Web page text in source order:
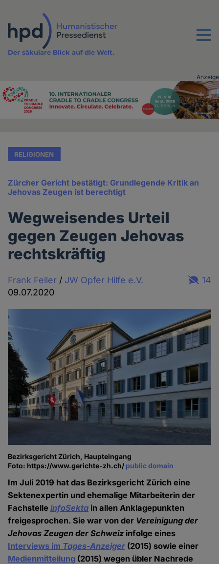
Inhalt
Menu
Der säkulare Blick auf die Welt.
Advertising
Anzeige
RELIGIONEN
Zürcher Gericht bestätigt: Grundlegende Kritik an
Jehovas Zeugen ist berechtigt
Wegweisendes Urteil
gegen Zeugen Jehovas
rechtskräftig
Frank Feller / JW Opfer Hilfe e.V.
09.07.2020
14
Bezirksgericht Zürich, Haupteingang
Foto: https://www.gerichte-zh.ch/ public domain
Im Juli 2019 hat das Bezirksgericht Zürich eine
Sektenexpertin und ehemalige Mitarbeiterin der
FachstelleinfoSekta in allen Anklagepunkten
freigesprochen. Sie war von der Vereinigung der
Jehovas Zeugen der Schweiz infolge eines
Interviews im Tages-Anzeiger (2015) sowie einer
Medienmitteilung (2015) wegen übler Nachrede